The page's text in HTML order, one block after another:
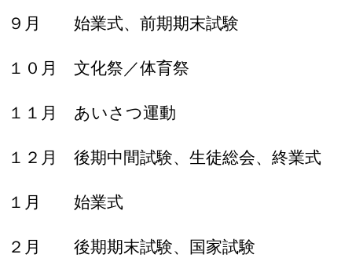
９月 始業式、前期期末試験
１０月 文化祭／体育祭
１１月 あいさつ運動
１２月 後期中間試験、生徒総会、終業式
１月 始業式
２月 後期期末試験、国家試験